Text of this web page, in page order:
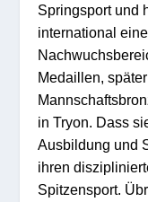
Springsport und
international
Medaillen,
in Tryon. Dass
Ausbildung und
ihren
Spitzensport.